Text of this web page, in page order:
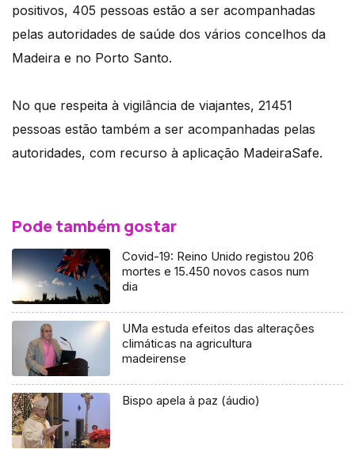
positivos, 405 pessoas estão a ser acompanhadas
pelas autoridades de saúde dos vários concelhos da
Madeira e no Porto Santo.
No que respeita à vigilância de viajantes, 21451
pessoas estão também a ser acompanhadas pelas
autoridades, com recurso à aplicação MadeiraSafe.
Pode também gostar
Covid-19: Reino Unido registou 206
mortes e 15.450 novos casos num
dia
UMa estuda efeitos das alterações
climáticas na agricultura
madeirense
Bispo apela à paz (áudio)